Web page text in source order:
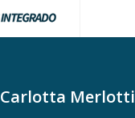
Carlotta Merlotti